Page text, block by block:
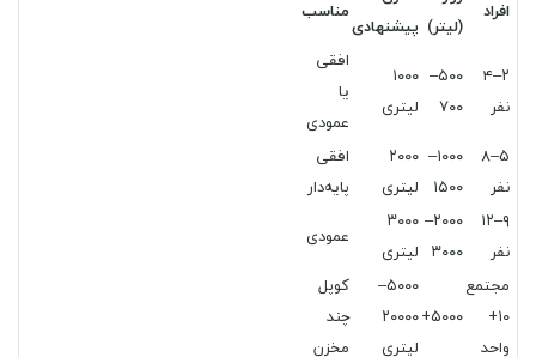
افراد
(لیتر) پیشنهادی
مناسب
۲–۴
نفر
۵۰۰–
۷۰۰
۱۰۰۰
لیتری
افقی
یا
عمودی
۵–۸
نفر
۱۰۰۰–
۱۵۰۰
۲۰۰۰
لیتری
افقی
پایه‌دار
۹–۱۲
نفر
۲۰۰۰–
۳۰۰۰
۳۰۰۰
لیتری
عمودی
مجتمع
۱۰+
واحد
۵۰۰۰+
۵۰۰۰–
۲۰۰۰۰
لیتری
کوپل
چند
مخزن